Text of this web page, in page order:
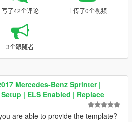
写了42个评论 上传了0个视频
3个跟随者
Mercedes-Benz Sprinter |
| ELS Enabled | Replace
are able to provide the template?